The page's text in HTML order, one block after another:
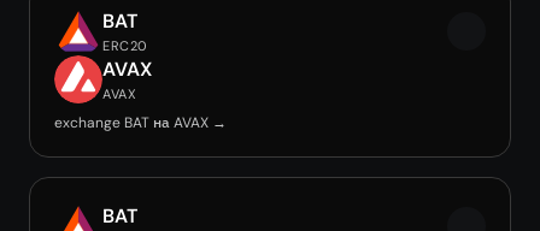
BAT
ERC20
AVAX
AVAX
exchange BAT на AVAX →
BAT